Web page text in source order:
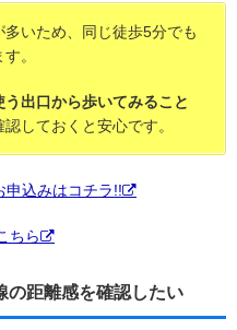
いため、同じ徒歩5分でも
。
う出口から歩いてみること
しておくと安心です。
込みはコチラ!!
ちら
の距離感を確認したい